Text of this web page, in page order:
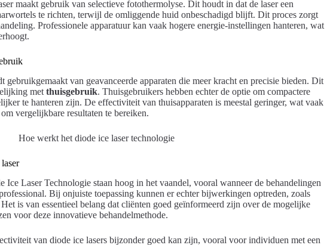
maakt gebruik van selectieve fotothermolyse. Dit houdt in dat de laser een
te richten, terwijl de omliggende huid onbeschadigd blijft. Dit proces zorgt
Professionele apparatuur kan vaak hogere energie-instellingen hanteren, wat
gebruikgemaakt van geavanceerde apparaten die meer kracht en precisie bieden. Dit
met thuisgebruik. Thuisgebruikers hebben echter de optie om compactere
te hanteren zijn. De effectiviteit van thuisapparaten is meestal geringer, wat vaak
vergelijkbare resultaten te bereiken.
Ice Laser Technologie staan hoog in het vaandel, vooral wanneer de behandelingen
Bij onjuiste toepassing kunnen er echter bijwerkingen optreden, zoals
is van essentieel belang dat cliënten goed geïnformeerd zijn over de mogelijke
voor deze innovatieve behandelmethode.
van diode ice lasers bijzonder goed kan zijn, vooral voor individuen met een